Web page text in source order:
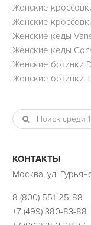
Женские
Женские
Женские кеды
Женские кеды
Женские ботинки
Женские ботинки
КОНТАКТЫ
Москва, ул.
8 (800) 551-25-88
+7 (499) 380-83-88